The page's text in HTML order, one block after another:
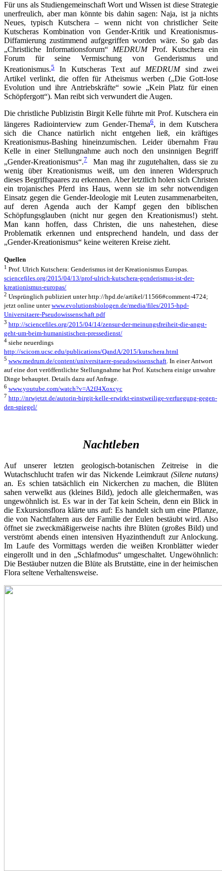
Für uns als Studiengemeinschaft Wort und Wissen ist diese Strategie
unerfreulich, aber man könnte bis dahin sagen: Naja, ist ja nichts
Neues, typisch Kutschera – wenn nicht von christlicher Seite
Kutscheras Kombination von Gender-Kritik und Kreationismus-
Diffamierung zustimmend aufgegriffen worden wäre. So gab das
„Christliche Informationsforum“ MEDRUMProf. Kutschera ein
Forum für seine Vermischung von Genderismus und
Kreationismus.5 In Kutscheras Text aufMEDRUMsind zwei
Artikel verlinkt, die offen für Atheismus werben („Die Gott-lose
Evolution und ihre Antriebskräfte“ sowie „Kein Platz für einen
Schöpfergott“). Man reibt sich verwundert die Augen.
Die christliche Publizistin Birgit Kelle führte mit Prof. Kutschera ein
längeres Radiointerview zum Gender-Thema6, in dem Kutschera
sich die Chance natürlich nicht entgehen ließ, ein kräftiges
Kreationismus-Bashing hineinzumischen. Leider übernahm Frau
Kelle in einer Stellungnahme auch noch den unsinnigen Begriff
„Gender-Kreationismus“.7
Man mag ihr zugutehalten, dass sie zu
wenig über Kreationismus weiß, um den inneren Widerspruch
dieses Begriffspaares zu erkennen. Aber letztlich holen sich Christen
ein trojanisches Pferd ins Haus, wenn sie im sehr notwendigen
Einsatz gegen die Gender-Ideologie mit Leuten zusammenarbeiten,
auf deren Agenda auch der Kampf gegen den biblischen
Schöpfungsglauben (nicht nur gegen den Kreationismus!) steht.
Man kann hoffen, dass Christen, die uns nahestehen, diese
Problematik erkennen und entsprechend handeln, und dass der
„Gender-Kreationismus“ keine weiteren Kreise zieht.
Quellen
1 Prof. Ulrich Kutschera: Genderismus ist der Kreationismus Europas.
sciencefiles.org/2015/04/13/prof-ulrich-kutschera-genderismus-ist-der-
kreationismus-europas/
2 Ursprünglich publiziert unter http://hpd.de/artikel/11566#comment-4724;
jetzt online unterwww.evolutionsbiologen.de/media/files/2015-hpd-
Universitaere-Pseudowissenschaft.pdf
3 http://sciencefiles.org/2015/04/14/zensur-der-meinungsfreiheit-die-angst-
geht-um-beim-humanistischen-pressedienst/
4 siehe neuerdings
http://scicom.ucsc.edu/publications/QandA/2015/kutschera.html
5 www.medrum.de/content/universitaere-pseudowissenschaft. In einer Antwort
auf eine dort veröffentlichte Stellungnahme hat Prof. Kutschera einige unwahre
Dinge behauptet. Details dazu auf Anfrage.
6 www.youtube.com/watch?v=A2fJ4Xoxcyc
7 http://nrwjetzt.de/autorin-birgit-kelle-erwirkt-einstweilige-verfuegung-gegen-
den-spiegel/
Nachtleben
Auf unserer letzten geologisch-botanischen Zeitreise in die
Wutachschlucht trafen wir das Nickende Leimkraut (Silene nutans)
an. Es schien tatsächlich ein Nickerchen zu machen, die Blüten
sahen verwelkt aus (kleines Bild), jedoch alle gleichermaßen, was
ungewöhnlich ist. Es war in der Tat kein Schein, denn ein Blick in
die Exkursionsflora klärte uns auf: Es handelt sich um eine Pflanze,
die von Nachtfaltern aus der Familie der Eulen bestäubt wird. Also
öffnet sie zweckmäßigerweise nachts ihre Blüten (großes Bild) und
verströmt abends einen intensiven Hyazinthenduft zur Anlockung.
Im Laufe des Vormittags werden die weißen Kronblätter wieder
eingerollt und in den „Schlafmodus“ umgeschaltet. Ungewöhnlich:
Die Bestäuber nutzen die Blüte als Brutstätte, eine in der heimischen
Flora seltene Verhaltensweise.